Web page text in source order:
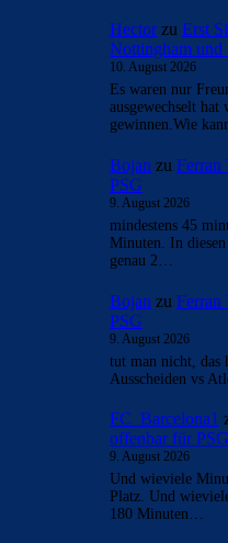
Hectorzu Erst
Nottingham und
10. August 2026
Es waren nur
ausgewechselt
gewinnen.Wie
Bojan zu Ferran
PSG
9. August 2026
mindestens 45
Minuten. In
genau 2…
Bojan zu Ferran
PSG
9. August 2026
tut man nicht, das
Ausscheiden vs
FC_Barcelona1
offenbar für PSG
9. August 2026
Und wieviele
Platz. Und
180 Minuten…